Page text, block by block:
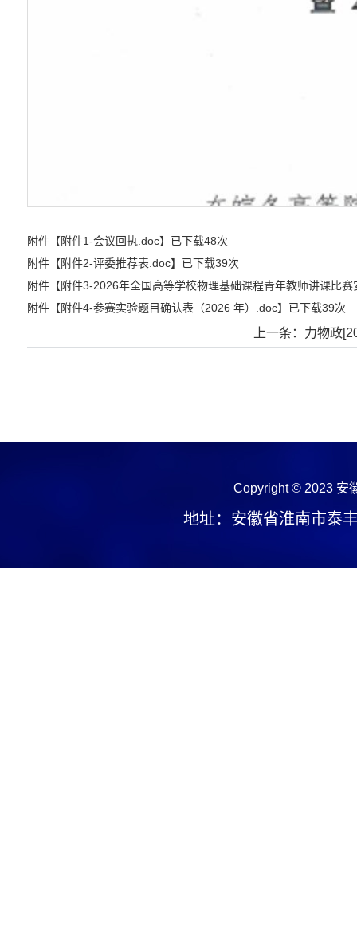
附件【附件1-会议回执.doc】已下载48次
附件【附件2-评委推荐表.doc】已下载39次
附件【附件3-2026年全国高等学校物理基础课程青年教师讲课比
附件【附件4-参赛实验题目确认表（2026 年）.doc】已下载39次
上一条： 力物政
Copyright © 2023 安
地址：安徽省淮南市泰